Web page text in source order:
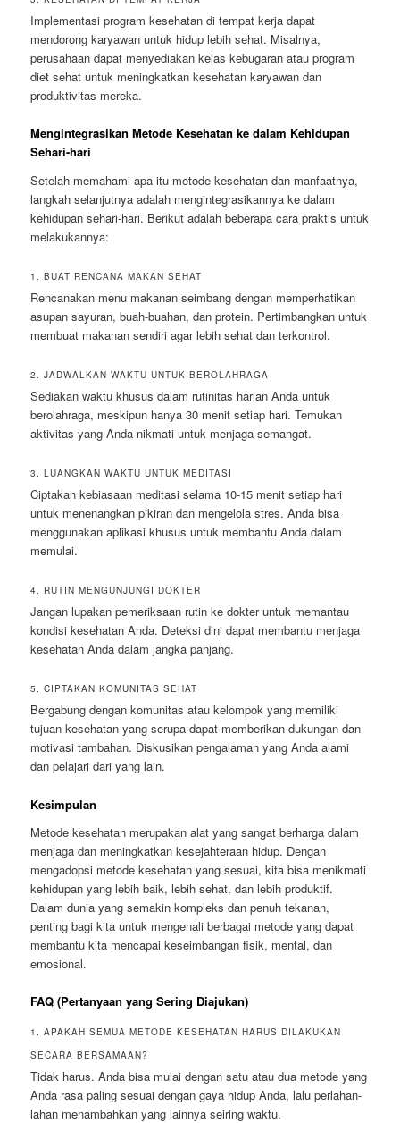
Implementasi program kesehatan di tempat kerja dapat
mendorong karyawan untuk hidup lebih sehat. Misalnya,
perusahaan dapat menyediakan kelas kebugaran atau program
diet sehat untuk meningkatkan kesehatan karyawan dan
produktivitas mereka.
Mengintegrasikan Metode Kesehatan ke dalam Kehidupan
Sehari-hari
Setelah memahami apa itu metode kesehatan dan manfaatnya,
langkah selanjutnya adalah mengintegrasikannya ke dalam
kehidupan sehari-hari. Berikut adalah beberapa cara praktis untuk
melakukannya:
1. BUAT RENCANA MAKAN SEHAT
Rencanakan menu makanan seimbang dengan memperhatikan
asupan sayuran, buah-buahan, dan protein. Pertimbangkan untuk
membuat makanan sendiri agar lebih sehat dan terkontrol.
2. JADWALKAN WAKTU UNTUK BEROLAHRAGA
Sediakan waktu khusus dalam rutinitas harian Anda untuk
berolahraga, meskipun hanya 30 menit setiap hari. Temukan
aktivitas yang Anda nikmati untuk menjaga semangat.
3. LUANGKAN WAKTU UNTUK MEDITASI
Ciptakan kebiasaan meditasi selama 10-15 menit setiap hari
untuk menenangkan pikiran dan mengelola stres. Anda bisa
menggunakan aplikasi khusus untuk membantu Anda dalam
memulai.
4. RUTIN MENGUNJUNGI DOKTER
Jangan lupakan pemeriksaan rutin ke dokter untuk memantau
kondisi kesehatan Anda. Deteksi dini dapat membantu menjaga
kesehatan Anda dalam jangka panjang.
5. CIPTAKAN KOMUNITAS SEHAT
Bergabung dengan komunitas atau kelompok yang memiliki
tujuan kesehatan yang serupa dapat memberikan dukungan dan
motivasi tambahan. Diskusikan pengalaman yang Anda alami
dan pelajari dari yang lain.
Kesimpulan
Metode kesehatan merupakan alat yang sangat berharga dalam
menjaga dan meningkatkan kesejahteraan hidup. Dengan
mengadopsi metode kesehatan yang sesuai, kita bisa menikmati
kehidupan yang lebih baik, lebih sehat, dan lebih produktif.
Dalam dunia yang semakin kompleks dan penuh tekanan,
penting bagi kita untuk mengenali berbagai metode yang dapat
membantu kita mencapai keseimbangan fisik, mental, dan
emosional.
FAQ (Pertanyaan yang Sering Diajukan)
1. APAKAH SEMUA METODE KESEHATAN HARUS DILAKUKAN
SECARA BERSAMAAN?
Tidak harus. Anda bisa mulai dengan satu atau dua metode yang
Anda rasa paling sesuai dengan gaya hidup Anda, lalu perlahan-
lahan menambahkan yang lainnya seiring waktu.